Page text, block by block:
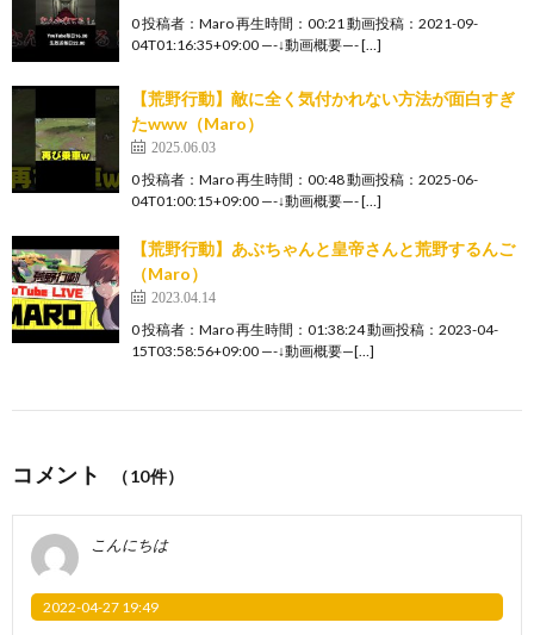
0 投稿者：Maro 再生時間：00:21 動画投稿：2021-09-
04T01:16:35+09:00 —-↓動画概要—- […]
【荒野行動】敵に全く気付かれない方法が面白すぎ
たwww（Maro）
2025.06.03
0 投稿者：Maro 再生時間：00:48 動画投稿：2025-06-
04T01:00:15+09:00 —-↓動画概要—- […]
【荒野行動】あぶちゃんと皇帝さんと荒野するんご
（Maro）
2023.04.14
0 投稿者：Maro 再生時間：01:38:24 動画投稿：2023-04-
15T03:58:56+09:00 —-↓動画概要—[…]
コメント （10件）
こんにちは
2022-04-27 19:49